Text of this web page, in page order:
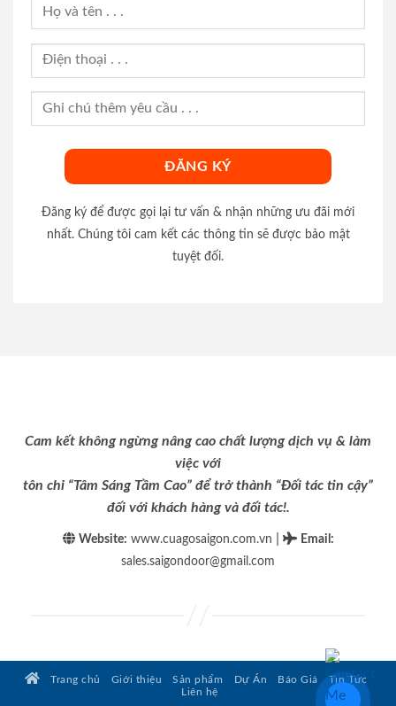
Đăng ký để được gọi lại tư vấn & nhận những ưu đãi mới
nhất. Chúng tôi cam kết các thông tin sẽ được bảo mật
tuyệt đối.
Cam kết không ngừng nâng cao chất lượng dịch vụ & làm
việc với
tôn chỉ “Tâm Sáng Tầm Cao” để trở thành “Đối tác tin cậy”
đối với khách hàng và đối tác!.
Website: www.cuagosaigon.com.vn Email :
sales.saigondoor@gmail.com
Trang chủ Giới thiệu Sản phẩm Dự Án Báo Giá
Tin Tức
Liên hệ